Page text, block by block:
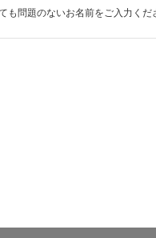
も問題のないお名前をご入力くだ